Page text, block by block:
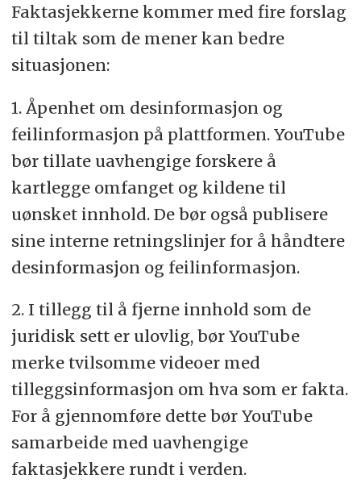
Faktasjekkerne kommer med fire forslag
til tiltak som de mener kan bedre
situasjonen:
1. Åpenhet om desinformasjon og
feilinformasjon på plattformen. YouTube
bør tillate uavhengige forskere å
kartlegge omfanget og kildene til
uønsket innhold. De bør også publisere
sine interne retningslinjer for å håndtere
desinformasjon og feilinformasjon.
2. I tillegg til å fjerne innhold som de
juridisk sett er ulovlig, bør YouTube
merke tvilsomme videoer med
tilleggsinformasjon om hva som er fakta.
For å gjennomføre dette bør YouTube
samarbeide med uavhengige
faktasjekkere rundt i verden.